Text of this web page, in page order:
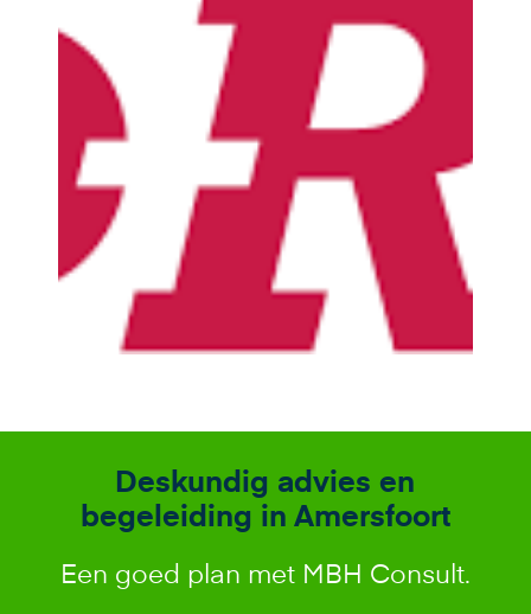
Deskundig advies en
begeleiding in Amersfoort
Een goed plan met MBH Consult.